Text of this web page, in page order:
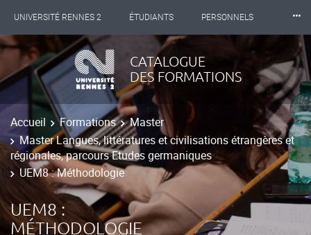
UNIVERSITÉ RENNES 2 ÉTUDIANTS PERSONNELS
INTERNATIONAL PROFESSIONNELS BIBLIOTHÈQUES
LES NOUVELLES DE RENNES 2
⸱⸱⸱
CATALOGUE
DES FORMATIONS
Accueil Formations
Master
Master Langues, littératures et civilisations étrangères et
régionales, parcours Etudes germaniques
UEM8 : Méthodologie
UEM8 :
MÉTHODOLOGIE